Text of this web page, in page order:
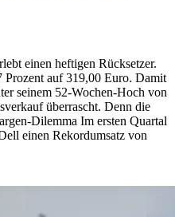
einen heftigen Rücksetzer.
auf 319,00 Euro. Damit
seinem 52-Wochen-Hoch von
überrascht. Denn die
Dilemma Im ersten Quartal
einen Rekordumsatz von